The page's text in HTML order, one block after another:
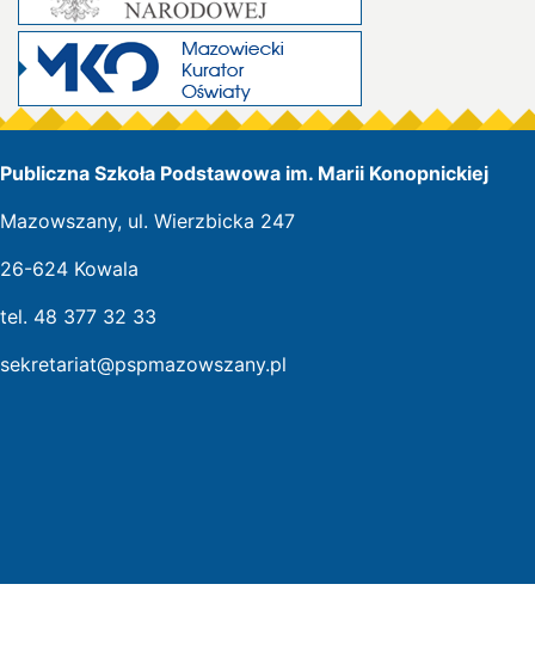
Publiczna Szkoła Podstawowa im. Marii Konopnickiej
Mazowszany, ul. Wierzbicka 247
26-624 Kowala
tel. 48 377 32 33
sekretariat@pspmazowszany.pl